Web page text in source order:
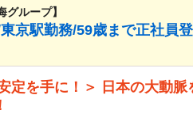
ループ】
京駅勤務/59歳まで正社員
定を手に！＞ 日本の大動